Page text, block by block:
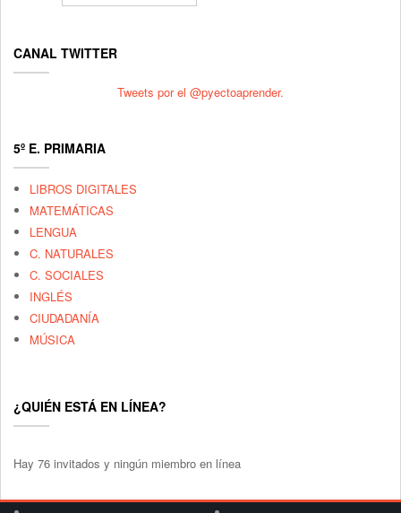
CANAL TWITTER
Tweets por el @pyectoaprender.
5º E. PRIMARIA
LIBROS DIGITALES
MATEMÁTICAS
LENGUA
C. NATURALES
C. SOCIALES
INGLÉS
CIUDADANÍA
MÚSICA
¿QUIÉN ESTÁ EN LÍNEA?
Hay 76 invitados y ningún miembro en línea